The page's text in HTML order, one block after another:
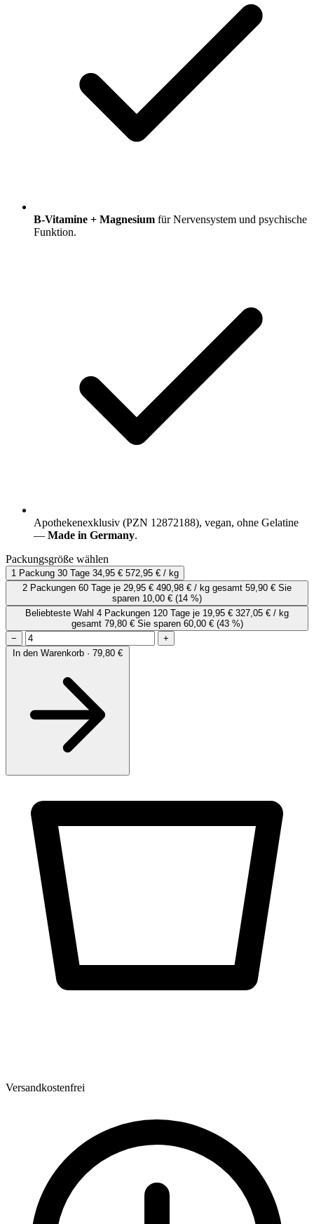
B-Vitamine + Magnesium für Nervensystem und psychische
Funktion.
Apothekenexklusiv (PZN 12872188), vegan, ohne Gelatine
— Made in Germany.
Packungsgröße wählen
1 Packung 30 Tage 34,95 € 572,95 € / kg
2 Packungen 60 Tage je 29,95 € 490,98 € / kg gesamt 59,90 € Sie
sparen 10,00 € (14 %)
Beliebteste Wahl 4 Packungen 120 Tage je 19,95 € 327,05 € / kg
gesamt 79,80 € Sie sparen 60,00 € (43 %)
−
+
In den Warenkorb · 79,80 €
Versandkostenfrei